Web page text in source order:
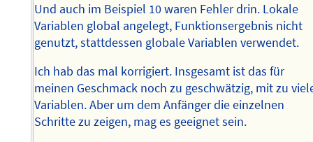
Und auch im Beispiel 10 waren Fehler drin. Lokale
Variablen global angelegt, Funktionsergebnis nicht
genutzt, stattdessen globale Variablen verwendet.
Ich hab das mal korrigiert. Insgesamt ist das für
meinen Geschmack noch zu geschwätzig, mit zu
Variablen. Aber um dem Anfänger die einzelnen
Schritte zu zeigen, mag es geeignet sein.